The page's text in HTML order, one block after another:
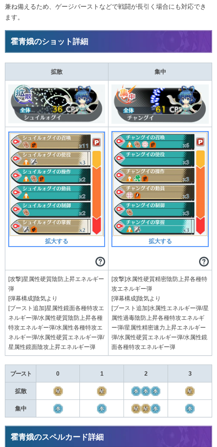
兼ね備えるため、ゲージバーストなどで戦闘が長引く場合にも対応でき
ます。
霍青娥のショット詳細
拡散 集中
拡大する 拡大する
[攻撃]星属性硬質陰防上昇エネルギー
弾
[弾幕構成]陰気より
[ブースト追加]星属性鏡面各種特攻エ
ネルギー弾/水属性硬質陰防上昇各種
特攻エネルギー弾/水属性各種特攻エ
ネルギー弾/水属性硬質エネルギー弾/
星属性鏡面陰攻上昇エネルギー弾
[攻撃]水属性硬質精密陰防上昇各種特
攻エネルギー弾
[弾幕構成]陰気より
[ブースト追加]水属性エネルギー弾/星
属性過毒陰防上昇各種特攻エネルギ
ー弾/星属性精密速力上昇エネルギー
弾/水属性硬質エネルギー弾/水属性鏡
面各種特攻エネルギー弾
ブースト 0 1 2 3
拡散
集中
霍青娥のスペルカード詳細